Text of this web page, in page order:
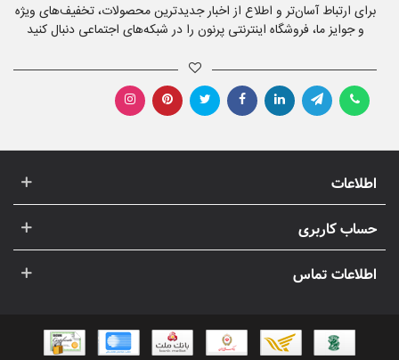
برای ارتباط آسان‌تر و اطلاع از اخبار جدیدترین محصولات، تخفیف‌های ویژه
و جوایز ما، فروشگاه اینترنتی پرنون را در شبکه‌های اجتماعی دنبال کنید
اطلاعات
حساب کاربری
اطلاعات تماس